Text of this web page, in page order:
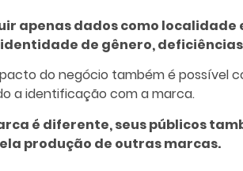
apenas dados como localidade
de gênero,
do negócio também é possível
a identificação com a marca.
é diferente, seus públicos
produção de outras marcas.